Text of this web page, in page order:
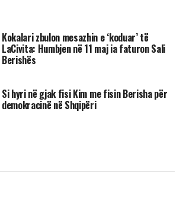
Kokalari zbulon mesazhin e ‘koduar’ të
LaCivita: Humbjen në 11 maj ia faturon Sali
Berishës
Si hyri në gjak fisi Kim me fisin Berisha për
demokracinë në Shqipëri